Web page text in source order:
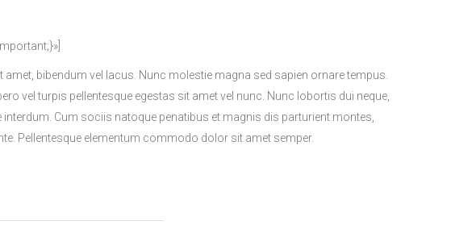
bibendum vel lacus. Nunc molestie magna sed sapien ornare tempus.
vel turpis pellentesque egestas sit amet vel nunc. Nunc lobortis dui neque,
Cum sociis natoque penatibus et magnis dis parturient montes,
Pellentesque elementum commodo dolor sit amet semper.